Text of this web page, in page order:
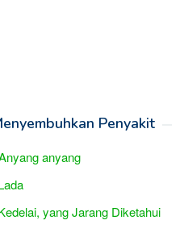
Penyakit
anyang
yang Jarang Diketahui